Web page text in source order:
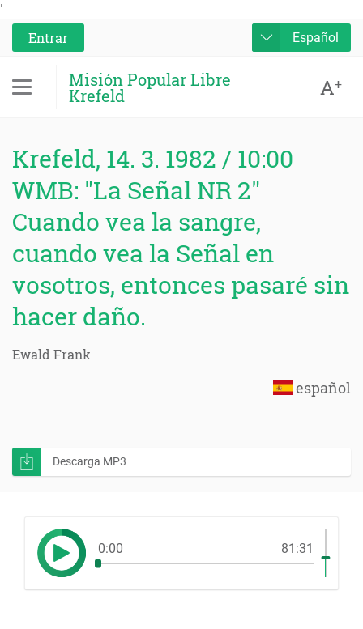
'
Entrar
Español
Misión Popular Libre
Krefeld A+
Krefeld, 14. 3. 1982 / 10:00
WMB: "La Señal NR 2"
Cuando vea la sangre,
cuando vea la Señal en
vosotros, entonces pasaré sin
hacer daño.
Ewald Frank
español
Descarga MP3
0:00 81:31